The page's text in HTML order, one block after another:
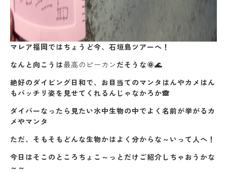
マレア福岡ではちょうど今、石垣島ツアーへ！
なんと向こうは最高のピーカンだそうな🌞🌊
絶好のダイビング日和で、お目当てのマンタはんやカメはん
もバッチリ姿を見せてくれるんじゃなかろか🙈
ダイバーなったら見たい水中生物の中でよく名前が挙がるカ
メやマンタ
ただ、そもそもどんな生物かはよく分からな～いって人へ！
今日はそこのところちょこ～っとだけご紹介しちゃおうかな
～～